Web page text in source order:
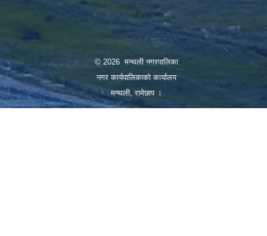
© 2026 मन्थली नगरपालिका
नगर कार्यपालिकाको कार्यालय
मन्थली, रामेछाप ।